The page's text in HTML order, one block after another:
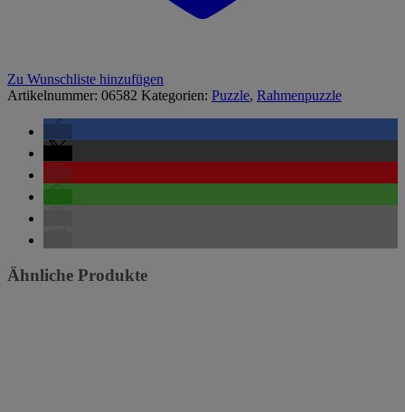
Zu Wunschliste hinzufügen
Artikelnummer: 06582 Kategorien: Puzzle, Rahmenpuzzle
Ähnliche Produkte